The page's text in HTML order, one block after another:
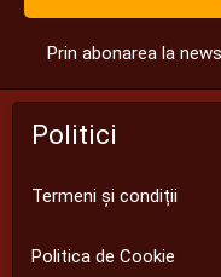
Prin abonarea la
Politici
Termeni și condiții
Politica de Cookie